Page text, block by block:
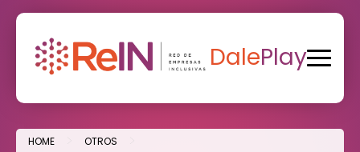
Skip
content
DalePlay
HOME OTROS